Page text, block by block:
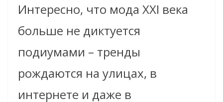
Интересно, что мода XXI века
больше не диктуется
подиумами – тренды
рождаются на улицах, в
интернете и даже в